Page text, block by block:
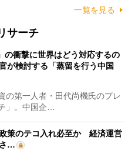
一覧を見る
サーチ
の衝撃に世界はどう対応するの
検討する「蒸留を行う中国
第一人者・田代尚機氏のプレ
」。中国企…
策のテコ入れ必至か 経済運営
…